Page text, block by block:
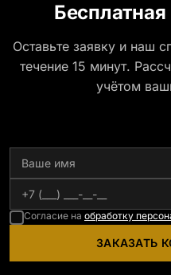
Оставьте заявку и наш
течение 15 минут.
учётом
Согласие на обработку
ЗАКАЗАТЬ